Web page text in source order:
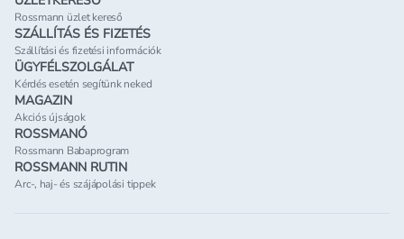
Rossmann üzlet kereső
SZÁLLÍTÁS ÉS FIZETÉS
Szállítási és fizetési információk
ÜGYFÉLSZOLGÁLAT
Kérdés esetén segítünk neked
MAGAZIN
Akciós újságok
ROSSMANÓ
Rossmann Babaprogram
ROSSMANN RUTIN
Arc-, haj- és szájápolási tippek